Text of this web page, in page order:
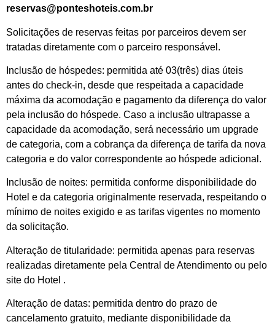
reservas@ponteshoteis.com.br
Solicitações de reservas feitas por parceiros devem ser
tratadas diretamente com o parceiro responsável.
Inclusão de hóspedes: permitida até 03(três) dias úteis
antes do check-in, desde que respeitada a capacidade
máxima da acomodação e pagamento da diferença do valor
pela inclusão do hóspede. Caso a inclusão ultrapasse a
capacidade da acomodação, será necessário um upgrade
de categoria, com a cobrança da diferença de tarifa da nova
categoria e do valor correspondente ao hóspede adicional.
Inclusão de noites: permitida conforme disponibilidade do
Hotel e da categoria originalmente reservada, respeitando o
mínimo de noites exigido e as tarifas vigentes no momento
da solicitação.
Alteração de titularidade: permitida apenas para reservas
realizadas diretamente pela Central de Atendimento ou pelo
site do Hotel .
Alteração de datas: permitida dentro do prazo de
cancelamento gratuito, mediante disponibilidade da